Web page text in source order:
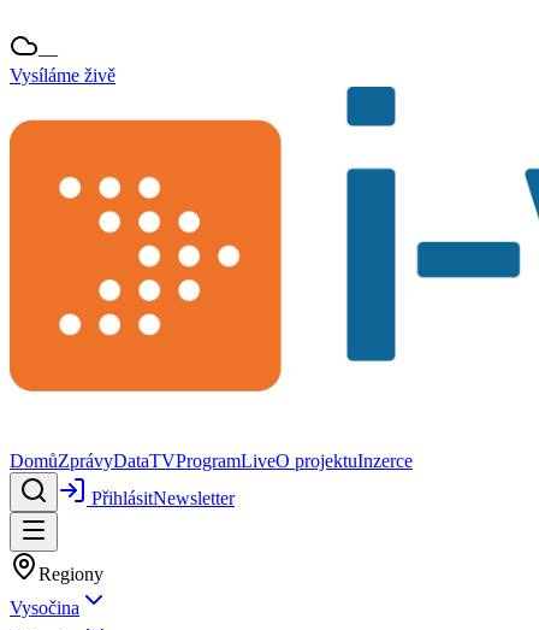
—
Vysíláme živě
DomůZprávyDataTVProgramLiveO projektuInzerce
PřihlásitNewsletter
Regiony
Vysočina